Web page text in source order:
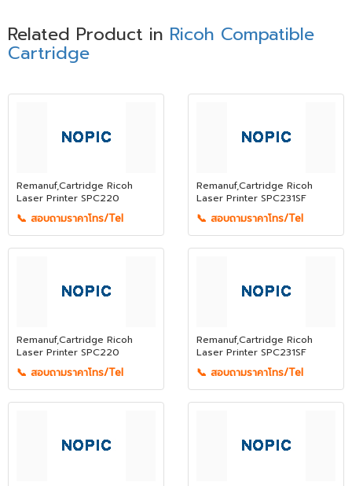
Related Product in Ricoh Compatible
Cartridge
Remanuf,Cartridge Ricoh
Laser Printer SPC220
📞 สอบถามราคาโทร/Tel
Remanuf,Cartridge Ricoh
Laser Printer SPC231SF
📞 สอบถามราคาโทร/Tel
Remanuf,Cartridge Ricoh
Laser Printer SPC220
📞 สอบถามราคาโทร/Tel
Remanuf,Cartridge Ricoh
Laser Printer SPC231SF
📞 สอบถามราคาโทร/Tel